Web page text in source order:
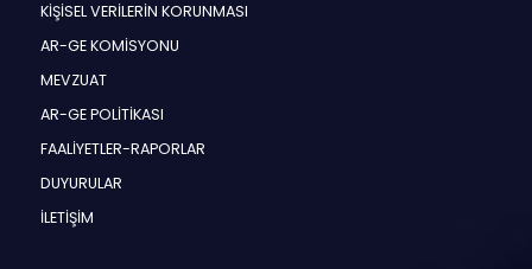
KİŞİSEL VERİLERİN KORUNMASI
AR-GE KOMİSYONU
MEVZUAT
AR-GE POLİTİKASI
FAALİYETLER-RAPORLAR
DUYURULAR
İLETİŞİM